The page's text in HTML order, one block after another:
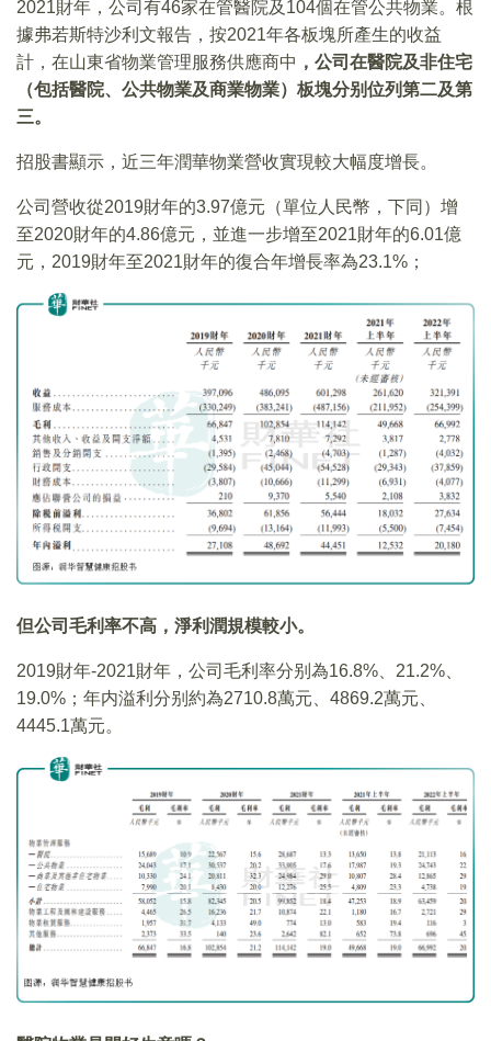
2021財年，公司有46家在管醫院及104個在管公共物業。根
據弗若斯特沙利文報告，按2021年各板塊所產生的收益
計，在山東省物業管理服務供應商中 ，公司在醫院及非住宅
（包括醫院、公共物業及商業物業）板塊分别位列第二及第
三。
招股書顯示，近三年潤華物業營收實現較大幅度增長。
公司營收從2019財年的3.97億元（單位人民幣，下同）增
至2020財年的4.86億元，並進一步增至2021財年的6.01億
元，2019財年至2021財年的復合年增長率為23.1%；
但公司毛利率不高，淨利潤規模較小。
2019財年-2021財年，公司毛利率分别為16.8%、21.2%、
19.0%；年内溢利分别約為2710.8萬元、4869.2萬元、
4445.1萬元。